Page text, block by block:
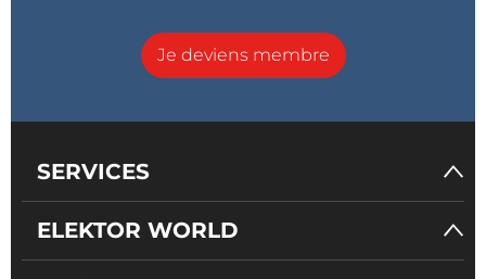
Je deviens membre
SERVICES
ELEKTOR WORLD